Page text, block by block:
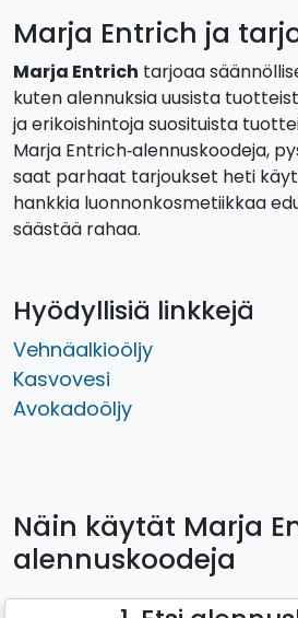
Marja Entrich ja
Marja Entrich tarjoaa
kuten alennuksia uusista
ja erikoishintoja suosituista
Marja Entrich‑alennuskoodeja,
saat parhaat tarjoukset heti
hankkia luonnonkosmetiikkaa
säästää rahaa.
Hyödyllisiä linkkejä
Vehnäalkioöljy
Kasvovesi
Avokadoöljy
Näin käytät Marja
alennuskoodeja